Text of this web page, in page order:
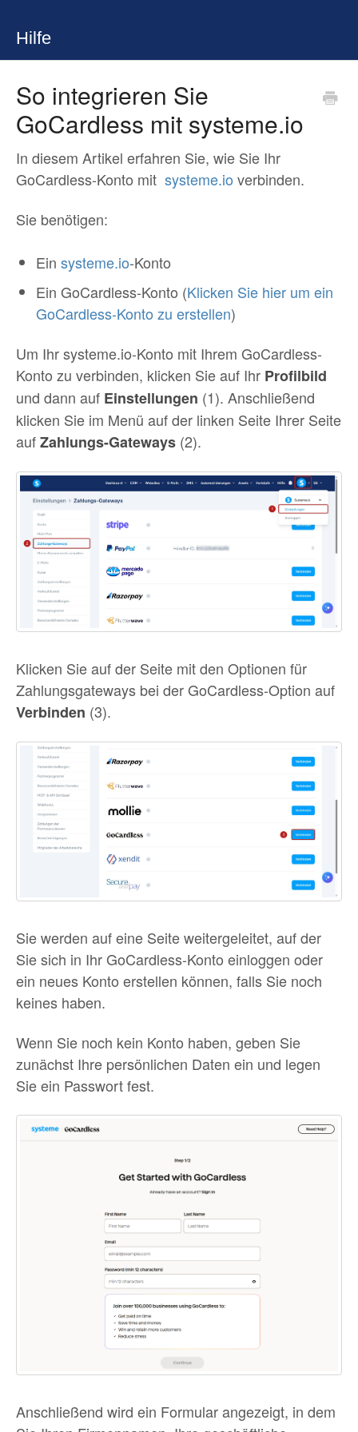
Hilfe
So integrieren Sie
GoCardless mit systeme.io
In diesem Artikel erfahren Sie, wie Sie Ihr
GoCardless-Konto mit systeme.io verbinden.
Sie benötigen:
Ein systeme.io-Konto
Ein GoCardless-Konto (Klicken Sie hier um ein
GoCardless-Konto zu erstellen)
Um Ihr systeme.io-Konto mit Ihrem GoCardless-
Konto zu verbinden, klicken Sie auf Ihr Profilbild
und dann auf Einstellungen (1). Anschließend
klicken Sie im Menü auf der linken Seite Ihrer Seite
aufZahlungs-Gateways (2).
Klicken Sie auf der Seite mit den Optionen für
Zahlungsgateways bei der GoCardless-Option auf
Verbinden (3).
Sie werden auf eine Seite weitergeleitet, auf der
Sie sich in Ihr GoCardless-Konto einloggen oder
ein neues Konto erstellen können, falls Sie noch
keines haben.
Wenn Sie noch kein Konto haben, geben Sie
zunächst Ihre persönlichen Daten ein und legen
Sie ein Passwort fest.
Anschließend wird ein Formular angezeigt, in dem